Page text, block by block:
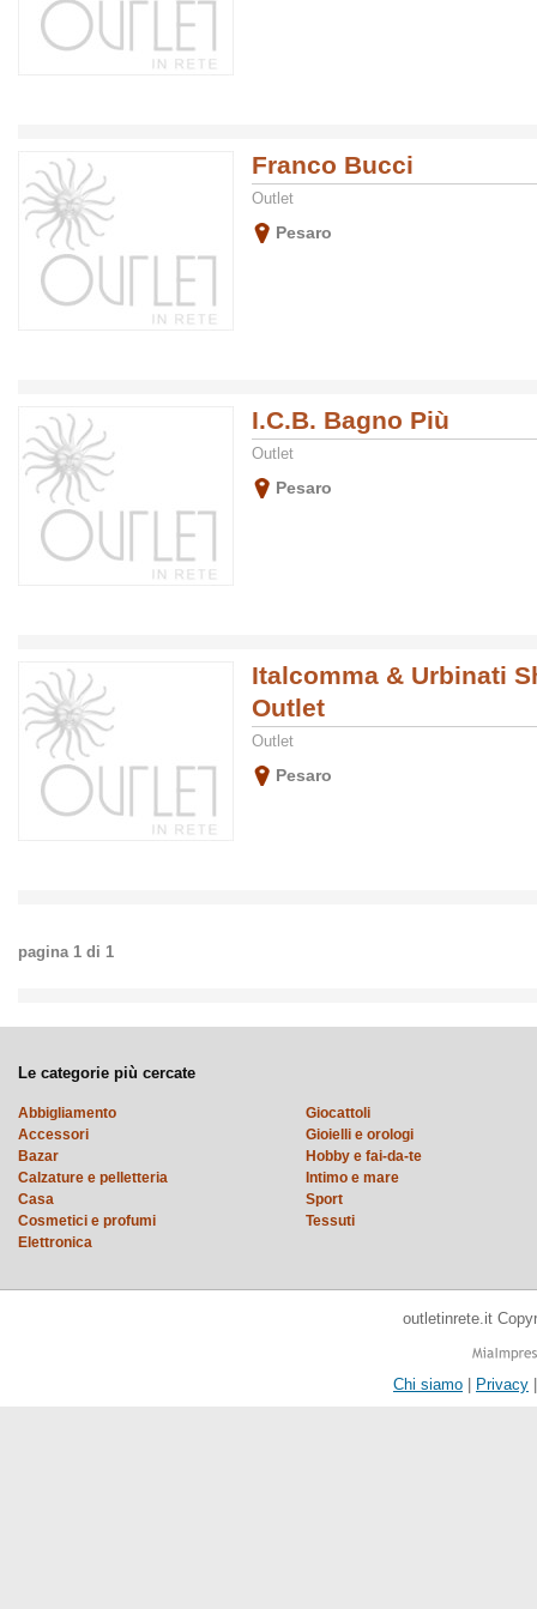
Franco Bucci
Outlet
Pesaro
I.C.B. Bagno Più
Outlet
Pesaro
Italcomma & Urbinati
Outlet
Outlet
Pesaro
pagina 1 di 1
Le categorie più cercate
Abbigliamento
Accessori
Bazar
Calzature e pelletteria
Casa
Cosmetici e profumi
Elettronica
Giocattoli
Gioielli e orologi
Hobby e fai-da-te
Intimo e mare
Sport
Tessuti
outletinrete.it
Chi siamo | Privacy